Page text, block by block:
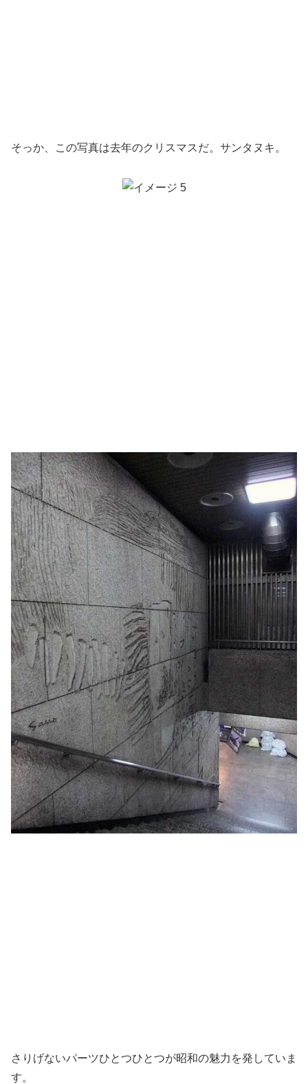
そっか、この写真は去年のクリスマスだ。サンタヌキ。
さりげないパーツひとつひとつが昭和の魅力を発していま
す。